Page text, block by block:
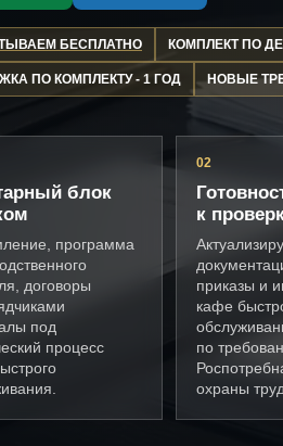
БЕСПЛАТНО КОМПЛЕКТ ПО
ПО КОМПЛЕКТУ - 1 ГОД НОВЫЕ
блок
программа
договоры
под
процесс
02
к
приказы и
кафе
по
охраны